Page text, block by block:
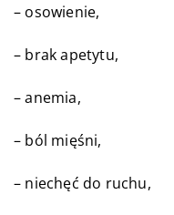
– osowienie,
– brak apetytu,
– anemia,
– ból mięśni,
– niechęć do ruchu,